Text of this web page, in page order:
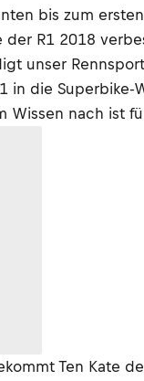
bis zum
R1 2018
unser
in die
Wissen nach ist
Ten Kate